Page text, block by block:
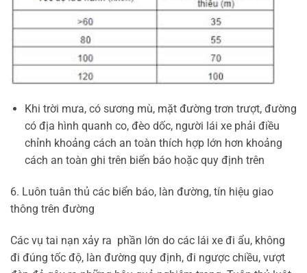
Khi trời mưa, có sương mù, mặt đường trơn trượt, đường
có địa hình quanh co, đèo dốc, người lái xe phải điều
chỉnh khoảng cách an toàn thích hợp lớn hơn khoảng
cách an toàn ghi trên biển báo hoặc quy định trên
6. Luôn tuân thủ các biển báo, làn đường, tín hiệu giao
thông trên đường
Các vụ tai nạn xảy ra phần lớn do các lái xe đi ẩu, không
đi đúng tốc độ, làn đường quy định, đi ngược chiều, vượt